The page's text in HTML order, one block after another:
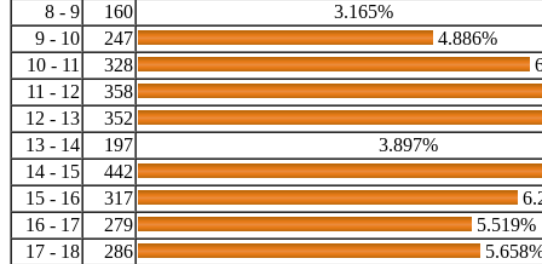
8 - 9
160
3.165%
9 - 10
247
4.886%
10 - 11
328
11 - 12
358
12 - 13
352
13 - 14
197
3.897%
14 - 15
442
15 - 16
317
16 - 17
279
5.519%
17 - 18
286